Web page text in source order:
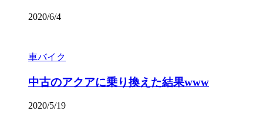
2020/6/4
車バイク
中古のアクアに乗り換えた結果www
2020/5/19